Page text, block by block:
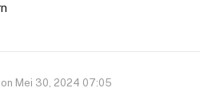
on Mei 30, 2024 07:05